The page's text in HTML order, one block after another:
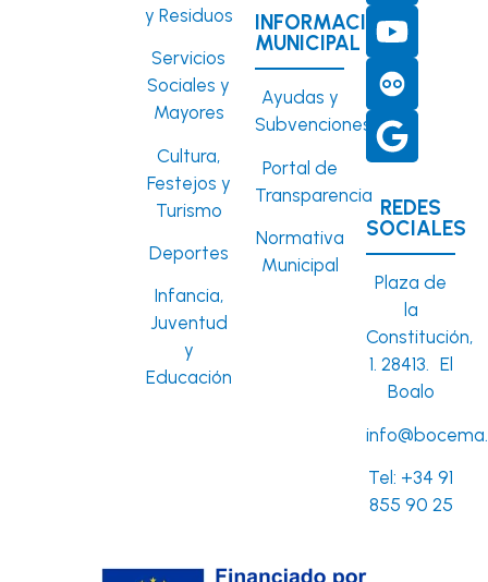
y Residuos
Servicios
Sociales y
Mayores
Cultura,
Festejos y
Turismo
Deportes
Infancia,
Juventud
y
Educación
INFORMACIÓN
MUNICIPAL
Ayudas y
Subvenciones
Portal de
Transparencia
Normativa
Municipal
REDES
SOCIALES
Plaza de
la
Constitución,
1. 28413. El
Boalo
Tel: +34 91
855 90 25